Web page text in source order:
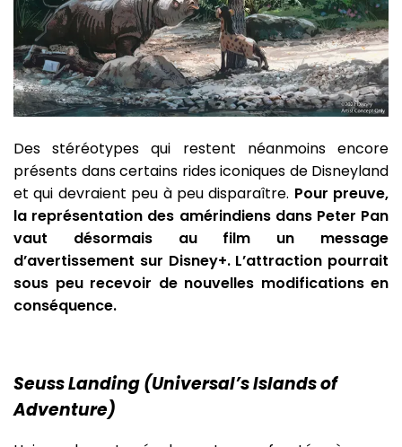
Des stéréotypes qui restent néanmoins encore
présents dans certains rides iconiques de Disneyland
et qui devraient peu à peu disparaître. Pour preuve,
la représentation des amérindiens dans Peter Pan
vaut désormais au film un message
d’avertissement sur Disney+. L’attraction pourrait
sous peu recevoir de nouvelles modifications en
conséquence.
Seuss Landing (Universal’s Islands of
Adventure)